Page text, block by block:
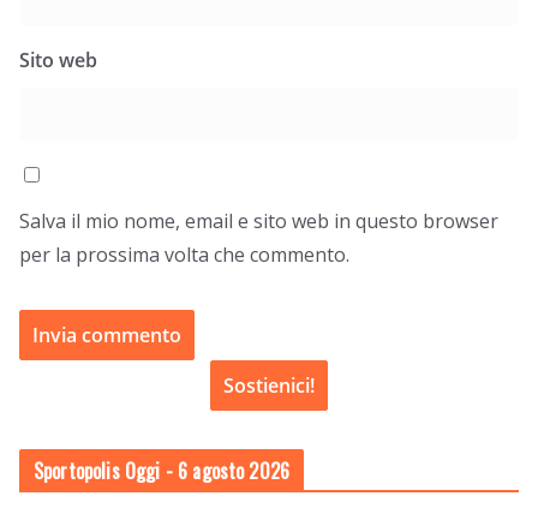
Sito web
Salva il mio nome, email e sito web in questo browser
per la prossima volta che commento.
Sostienici!
Sportopolis Oggi - 6 agosto 2026